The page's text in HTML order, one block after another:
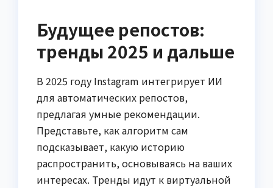
Будущее репостов:
тренды 2025 и дальше
В 2025 году Instagram интегрирует ИИ
для автоматических репостов,
предлагая умные рекомендации.
Представьте, как алгоритм сам
подсказывает, какую историю
распространить, основываясь на ваших
интересах. Тренды идут к виртуальной